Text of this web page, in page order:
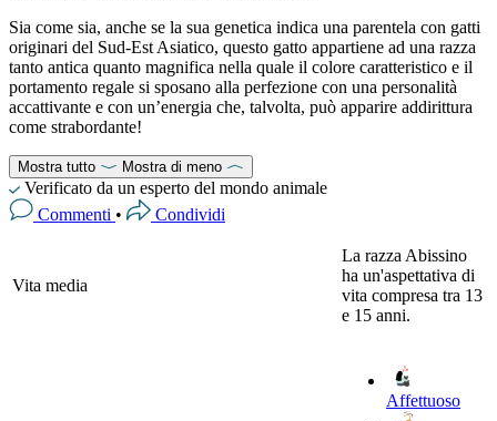
Sia come sia, anche se la sua genetica indica una parentela con gatti
originari del Sud-Est Asiatico, questo gatto appartiene ad una razza
tanto antica quanto magnifica nella quale il colore caratteristico e il
portamento regale si sposano alla perfezione con una personalità
accattivante e con un’energia che, talvolta, può apparire addirittura
come strabordante!
Mostra tutto Mostra di meno
Verificato da un esperto del mondo animale
Commenti • Condividi
Vita media
La razza Abissino
ha un'aspettativa di
vita compresa tra 13
e 15 anni.
Affettuoso